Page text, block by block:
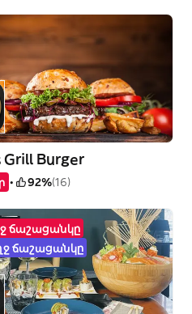
Grill Burger
92%(16)
ճաշացանկը
ճաշացանկը